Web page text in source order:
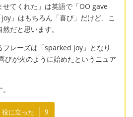
せてくれた」は英語で「OO gave
」はもちろん「喜び」だけど、こ
だと思います。
フレーズは「sparked joy」となり
びが火のように始めたというニュア
役に立った 9